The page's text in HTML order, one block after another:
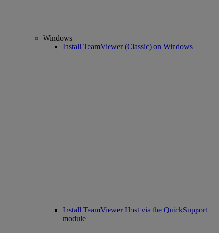
Windows
Install TeamViewer (Classic) on Windows
Install TeamViewer Host via the QuickSupport
module